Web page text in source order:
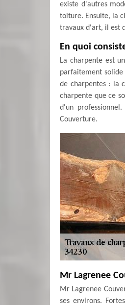
existe d'autres
toiture. Ensuite, la
travaux d'art, il est
En quoi
La charpente est
parfaitement
de charpentes : la
charpente que ce
d'un
Couverture.
Mr Lagrenee
Mr Lagrenee
ses environs.